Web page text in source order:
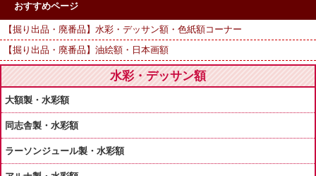
おすすめページ
【掘り出品・廃番品】水彩・デッサン額・色紙額コーナー
【掘り出品・廃番品】油絵額・日本画額
水彩・デッサン額
大額製・水彩額
同志舎製・水彩額
ラーソンジュール製・水彩額